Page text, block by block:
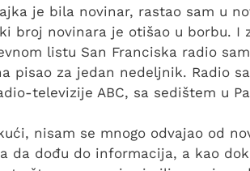
je bila novinar, rastao sam u
broj novinara je otišao u borbu. I
listu San Franciska radio
pisao za jedan nedeljnik. Radio
televizije ABC, sa sedištem u
nisam se mnogo odvajao od
da dođu do informacija, a kao